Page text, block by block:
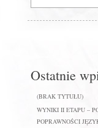
Ostatnie
(BRAK TYTUŁU)
WYNIKI II ETAPU –
POPRAWNOŚCI